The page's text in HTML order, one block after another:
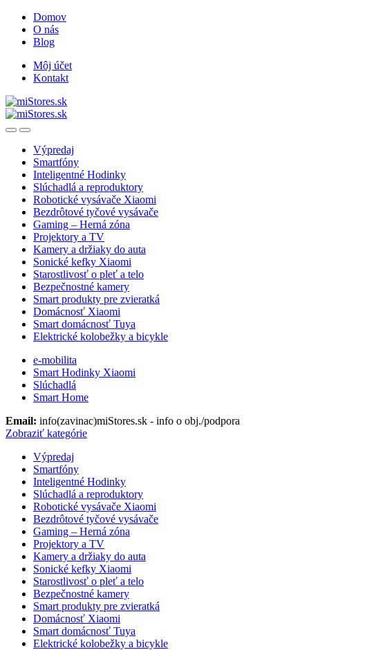
Skip
navigation
Skip
content
Domov
O nás
Blog
Môj účet
Kontakt
OpenClose
Výpredaj
Smartfóny
Inteligentné Hodinky
Slúchadlá a reproduktory
Robotické vysávače Xiaomi
Bezdrôtové tyčové vysávače
Gaming – Herná zóna
Projektory a TV
Kamery a držiaky do auta
Sonické kefky Xiaomi
Starostlivosť o pleť a telo
Bezpečnostné kamery
Smart produkty pre zvieratká
Domácnosť Xiaomi
Smart domácnosť Tuya
Elektrické kolobežky a bicykle
e-mobilita
Smart Hodinky Xiaomi
Slúchadlá
Smart Home
Email: info(zavinac)miStores.sk - info o obj./podpora
Zobraziť kategórie
Výpredaj
Smartfóny
Inteligentné Hodinky
Slúchadlá a reproduktory
Robotické vysávače Xiaomi
Bezdrôtové tyčové vysávače
Gaming – Herná zóna
Projektory a TV
Kamery a držiaky do auta
Sonické kefky Xiaomi
Starostlivosť o pleť a telo
Bezpečnostné kamery
Smart produkty pre zvieratká
Domácnosť Xiaomi
Smart domácnosť Tuya
Elektrické kolobežky a bicykle